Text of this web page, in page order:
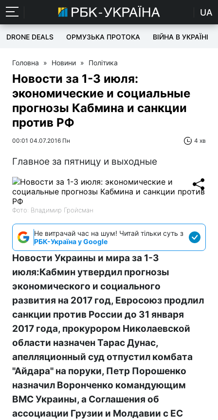
UA
DRONE DEALS ОРМУЗЬКА ПРОТОКА ВІЙНА В УКРАЇНІ
Головна » Новини » Політика
Новости за 1-3 июля:
экономические и социальные
прогнозы Кабмина и санкции
против РФ
00:01 04.07.2016 Пн 4 хв
Главное за пятницу и выходные
Фото: Владимир Гройсман
Не витрачай час на шум! Читай тільки суть з
РБК-Україна у Google
Новости Украины и мира за 1-3
июля:Кабмин утвердил прогнозы
экономического и социального
развития на 2017 год, Евросоюз продлил
санкции против России до 31 января
2017 года, прокурором Николаевской
области назначен Тарас Дунас,
апелляционный суд отпустил комбата
"Айдара" на поруки, Петр Порошенко
назначил Воронченко командующим
ВМС Украины, а Соглашения об
ассоциации Грузии и Молдавии с ЕС